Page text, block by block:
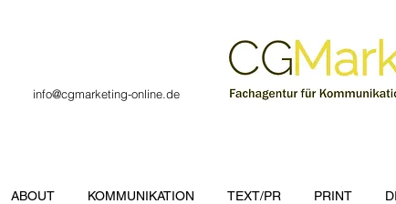
info@cgmarketing-online.de
ABOUT KOMMUNIKATION TEXT/PR PRINT